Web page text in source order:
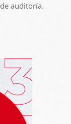
auditoría.